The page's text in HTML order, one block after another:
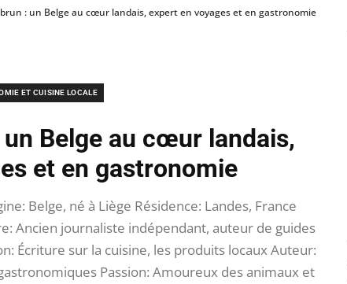
: un Belge au cœur landais, expert en voyages et en gastronomie
ET CUISINE LOCALE
Belge au cœur landais,
et en gastronomie
Belge, né à Liège Résidence: Landes, France
Ancien journaliste indépendant, auteur de guides
Écriture sur la cuisine, les produits locaux Auteur:
Passion: Amoureux des animaux et